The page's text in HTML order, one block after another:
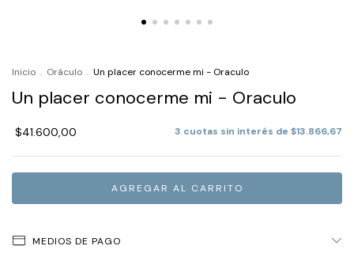
Inicio . Oráculo . Un placer conocerme mi - Oraculo
Un placer conocerme mi - Oraculo
$41.600,00 3 cuotas sin interés de $13.866,67
MEDIOS DE PAGO